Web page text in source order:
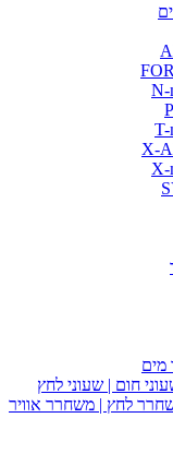
מים
חום | שעוני לחץ
לחץ | משחרר אוויר